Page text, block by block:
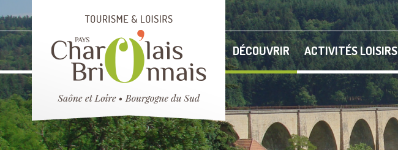
DÉCOUVRIR ACTIVITÉS LOISIRS